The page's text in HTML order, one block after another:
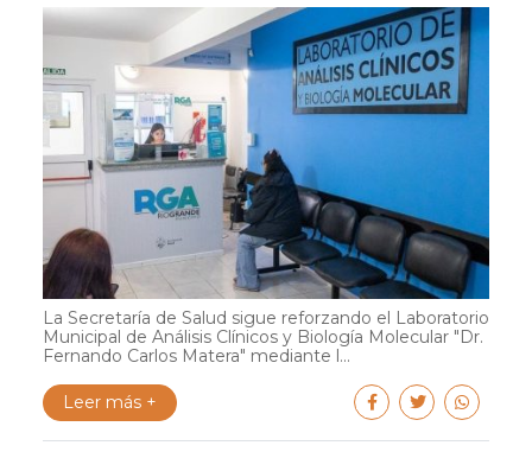
La Secretaría de Salud sigue reforzando el Laboratorio
Municipal de Análisis Clínicos y Biología Molecular "Dr.
Fernando Carlos Matera" mediante l...
Leer más +